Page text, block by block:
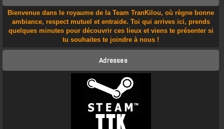
TROMBI
ACCÈS RAPIDE
Sujets sans réponse
Bienvenue dans le royaume de la Team TranKilou, où règne bonne
ambiance, respect mutuel et entraide. Toi qui arrives ici, prends
quelques minutes pour découvrir ces lieux et viens te présenter si
tu souhaites te joindre à nous !
Adresses